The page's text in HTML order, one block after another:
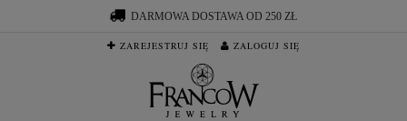
DARMOWA DOSTAWA OD 250 ZŁ
ZAREJESTRUJ SIĘ ZALOGUJ SIĘ